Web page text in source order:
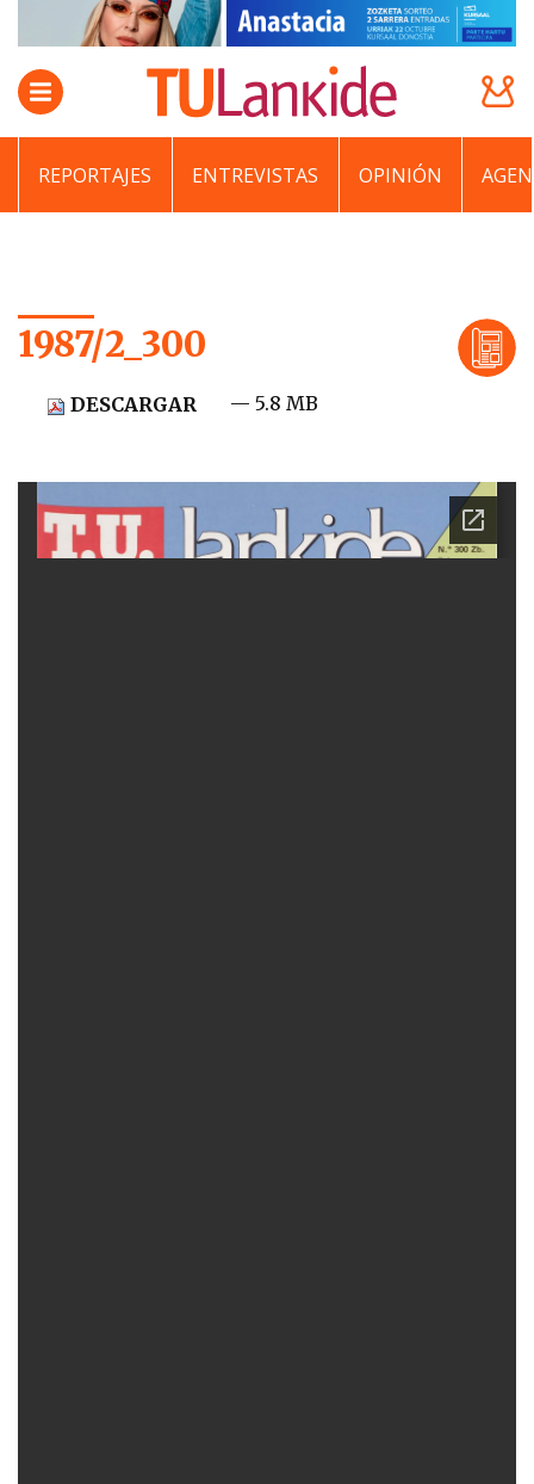
REPORTAJES ENTREVISTAS OPINIÓN
1987/2_300
DESCARGAR — 5.8 MB